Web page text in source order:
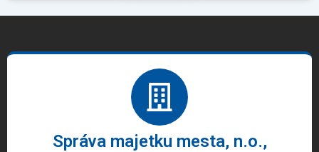
Správa majetku mesta, n.o.,